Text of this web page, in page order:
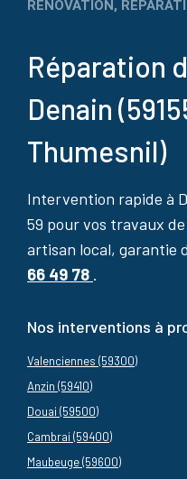
RÉNOVATION,
Réparation
Denain
Thumesnil)
Intervention rapide à
59 pour vos travaux
artisan local, garantie
66 49 78 .
Nos interventions à
Valenciennes (59300)
Anzin (59410)
Douai (59500)
Cambrai (59400)
Maubeuge (59600)